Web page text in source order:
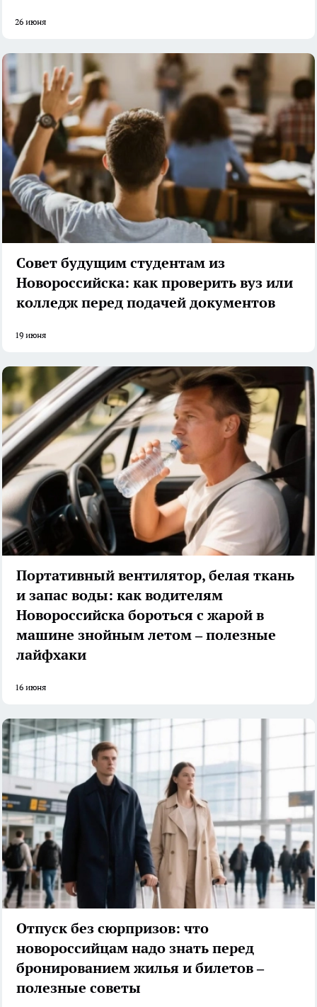
26 июня
Совет будущим студентам из
Новороссийска: как проверить вуз или
колледж перед подачей документов
19 июня
Портативный вентилятор, белая ткань
и запас воды: как водителям
Новороссийска бороться с жарой в
машине знойным летом – полезные
лайфхаки
16 июня
Отпуск без сюрпризов: что
новороссийцам надо знать перед
бронированием жилья и билетов –
полезные советы